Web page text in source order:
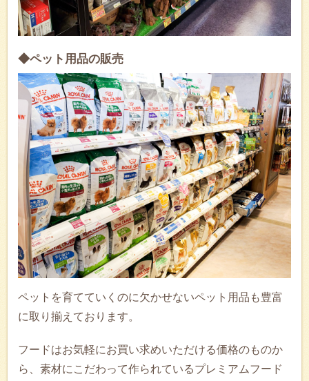
◆ペット用品の販売
ペットを育てていくのに欠かせないペット用品も豊富
に取り揃えております。
フードはお気軽にお買い求めいただける価格のものか
ら、素材にこだわって作られているプレミアムフード